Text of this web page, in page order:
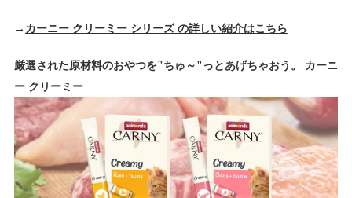
→ カーニー クリーミー シリーズ の詳しい紹介はこちら
厳選された原材料のおやつを"ちゅ～"っとあげちゃおう。 カーニ
ー クリーミー